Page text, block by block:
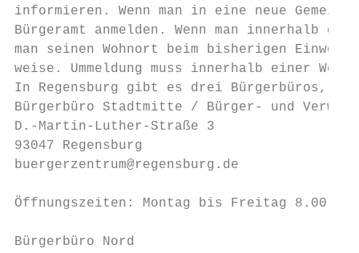
informieren. Wenn man in eine neue
Bürgeramt anmelden. Wenn man innerhalb
man seinen Wohnort beim bisherigen
weise. Ummeldung muss innerhalb einer
In Regensburg gibt es drei Bürgerbüros,
Bürgerbüro Stadtmitte / Bürger- und
D.-Martin-Luther-Straße 3
93047 Regensburg
buergerzentrum@regensburg.de
Öffnungszeiten: Montag bis Freitag 8.00-
Bürgerbüro Nord